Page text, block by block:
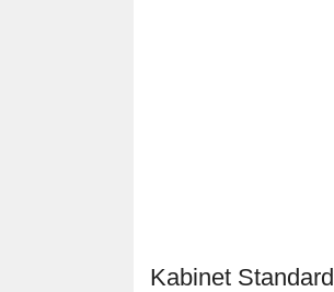
Kabinet Standard